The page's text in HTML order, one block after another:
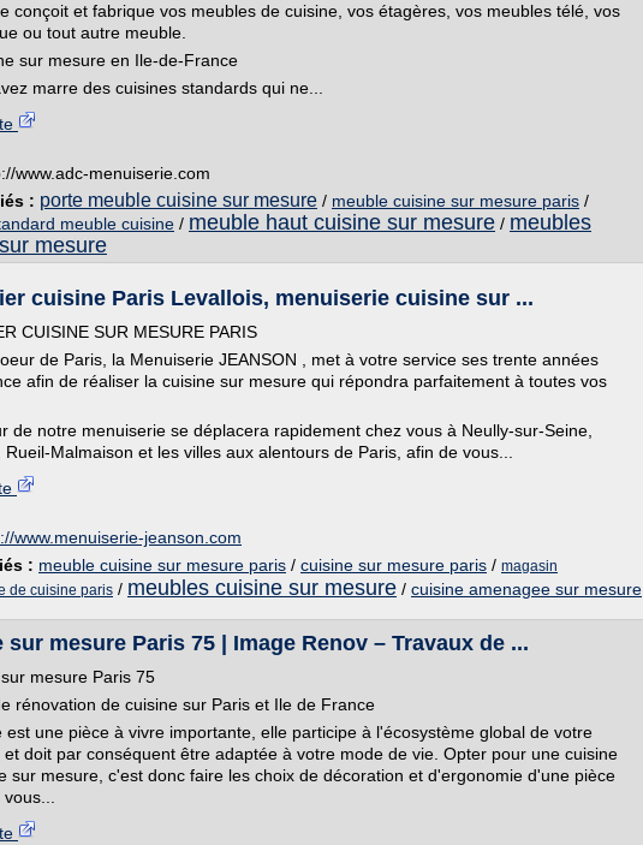
conçoit et fabrique vos meubles de cuisine, vos étagères, vos meubles télé, vos
ou tout autre meuble.
sur mesure en Ile-de-France
marre des cuisines standards qui ne...
www.adc-menuiserie.com
: porte meuble cuisine sur mesure / meuble cuisine sur mesure paris /
meuble cuisine / meuble haut cuisine sur mesure / meubles
mesure
cuisine Paris Levallois, menuiserie cuisine sur ...
CUISINE SUR MESURE PARIS
de Paris, la Menuiserie JEANSON , met à votre service ses trente années
afin de réaliser la cuisine sur mesure qui répondra parfaitement à toutes vos
de notre menuiserie se déplacera rapidement chez vous à Neully-sur-Seine,
Rueil-Malmaison et les villes aux alentours de Paris, afin de vous...
www.menuiserie-jeanson.com
: meuble cuisine sur mesure paris / cuisine sur mesure paris / magasin
de cuisine paris / meubles cuisine sur mesure / cuisine amenagee sur mesure
sur mesure Paris 75 | Image Renov – Travaux de ...
mesure Paris 75
rénovation de cuisine sur Paris et Ile de France
est une pièce à vivre importante, elle participe à l'écosystème global de votre
et doit par conséquent être adaptée à votre mode de vie. Opter pour une cuisine
sur mesure, c'est donc faire les choix de décoration et d'ergonomie d'une pièce